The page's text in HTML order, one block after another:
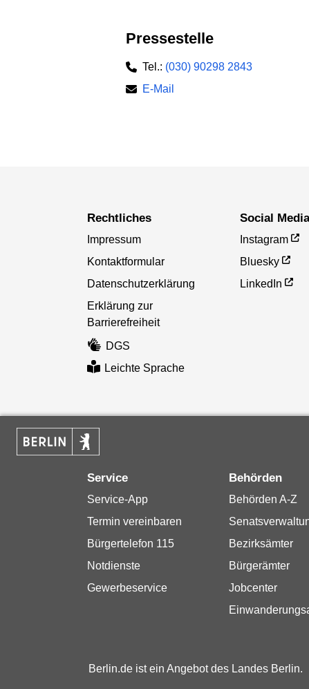
Pressestelle
Tel.: (030) 90298 2843
E-Mail
Rechtliches
Impressum
Kontaktformular
Datenschutzerklärung
Erklärung zur
Barrierefreiheit
DGS
Leichte Sprache
Social
Instagram
Bluesky
LinkedIn
Service
Service-App
Termin vereinbaren
Bürgertelefon 115
Notdienste
Gewerbeservice
Behörden
Behörden A-Z
Bezirksämter
Bürgerämter
Jobcenter
Berlin.de ist ein Angebot des Landes Berlin.